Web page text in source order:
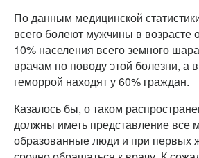
По данным медицинской
всего болеют мужчины в возрасте
10% населения всего земного
врачам по поводу этой болезни, а
геморрой находят у 60% граждан.
Казалось бы, о таком
должны иметь представление все
образованные люди и при первых